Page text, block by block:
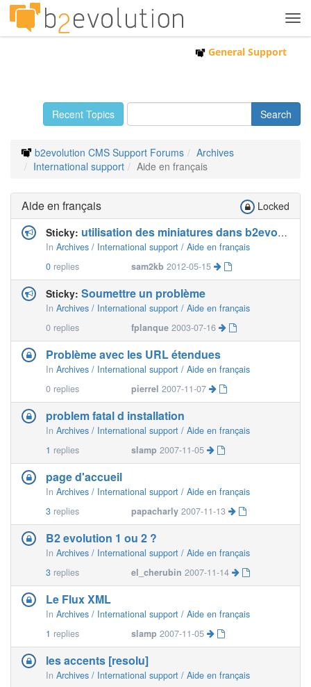
General Support
Recent Topics
b2evolution CMS Support Forums
Archives
International support
Aide en français
Aide en français
Locked
Sticky: utilisation des miniatures dans b2evo 4.1.4
In Archives / International support / Aide en français
0 replies sam2kb 2012-05-15
Sticky: Soumettre un problème
In Archives / International support / Aide en français
0 replies fplanque 2003-07-16
Problème avec les URL étendues
In Archives / International support / Aide en français
0 replies pierrel 2007-11-07
problem fatal d installation
In Archives / International support / Aide en français
1 replies slamp 2007-11-05
page d'accueil
In Archives / International support / Aide en français
3 replies papacharly 2007-11-13
B2 evolution 1 ou 2 ?
In Archives / International support / Aide en français
3 replies el_cherubin 2007-11-14
Le Flux XML
In Archives / International support / Aide en français
1 replies slamp 2007-11-05
les accents [resolu]
In Archives / International support / Aide en français